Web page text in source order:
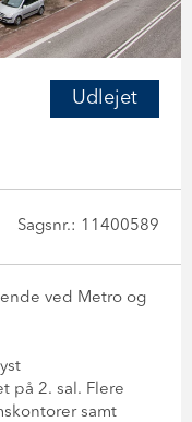
Udlejet
Sagsnr.: 11400589
ved Metro og
på 2. sal. Flere
samt